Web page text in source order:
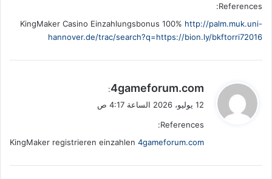
References:
KingMaker Casino Einzahlungsbonus 100% http://palm.muk.uni-
hannover.de/trac/search?q=https://bion.ly/bkftorri72016
ي
ل
4gameforum.com
:
12 يوليو، 2026 الساعة 4:17 ص
References:
KingMaker registrieren einzahlen 4gameforum.com